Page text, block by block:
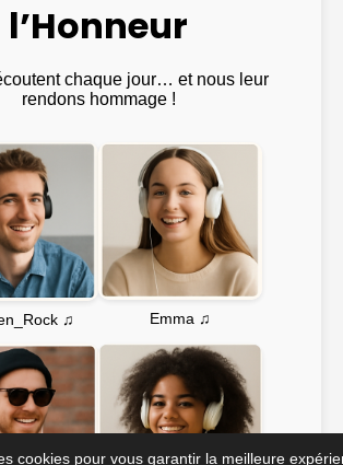
l’Honneur
chaque jour… et nous leur
rendons hommage !
♫ Emma ♫
cookies pour vous garantir la meilleure